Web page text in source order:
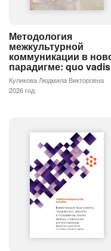
Методология
межкультурной
коммуникации в
парадигме: quo vadis
Куликова Людмила Викторовна
2026 год